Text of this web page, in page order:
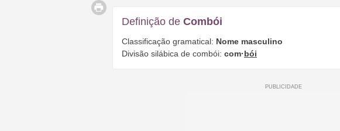
Definição de Combói
Classificação gramatical: Nome masculino
Divisão silábica de combói: com·bói